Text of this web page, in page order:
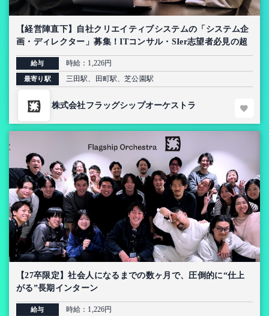
【経営陣直下】自社クリエイティブシステムの「システム企
画・ディレクター」募集！ITコンサル・SIer志望者必見の超
上流インターン【AI導入プロジェクト】
給与 時給：1,226円
最寄り駅 三田駅、田町駅、芝公園駅
株式会社フラッグシップオーケストラ
【27卒限定】社会人になるまでの数ヶ月で、圧倒的に“仕上
がる”長期インターン
給与 時給：1,226円